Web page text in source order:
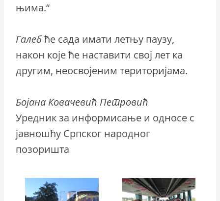
њима.“
Галебће сада имати летњу паузу,
након које ће наставити свој лет ка
другим, неосвојеним територијама.
Бојана Ковачевић Петровић
Уредник за информисање и односе с
јавношћу Српског народног
позоришта